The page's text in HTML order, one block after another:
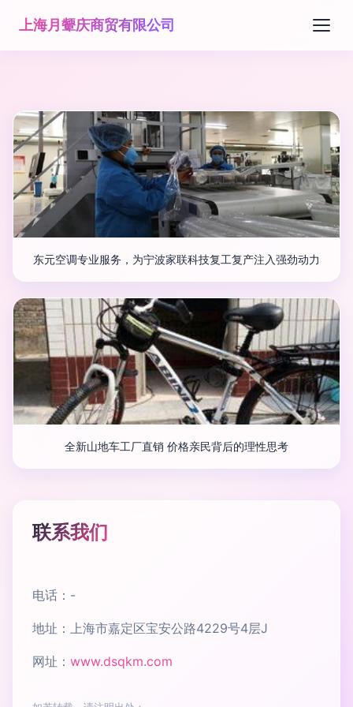
上海月颦庆商贸有限公司
东元空调专业服务，为宁波家联科技复工复产注入强劲动力
全新山地车工厂直销 价格亲民背后的理性思考
联系我们
电话：-
地址：上海市嘉定区宝安公路4229号4层J
网址： www.dsqkm.com